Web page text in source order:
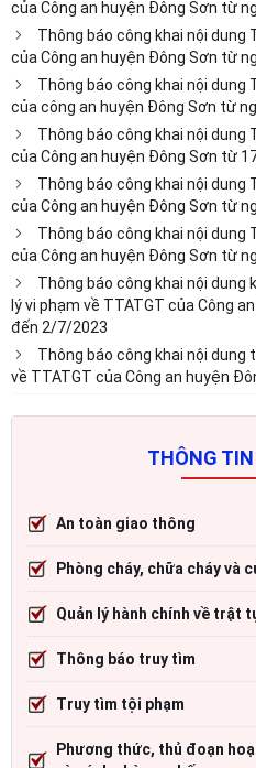
của Công an huyện Đông Sơn từ
Thông báo công khai nội dung
của Công an huyện Đông Sơn từ
Thông báo công khai nội dung
của công an huyện Đông Sơn từ
Thông báo công khai nội dung
của Công an huyện Đông Sơn từ
Thông báo công khai nội dung
của Công an huyện Đông Sơn từ
Thông báo công khai nội dung
của Công an huyện Đông Sơn từ
Thông báo công khai nội
lý vi phạm về TTATGT của Công
đến 2/7/2023
Thông báo công khai nội
về TTATGT của Công an huyện
THÔNG
An toàn giao thông
Phòng cháy, chữa cháy và
Quản lý hành chính về trật
Thông báo truy tìm
Truy tìm tội phạm
Phương thức, thủ đoạn